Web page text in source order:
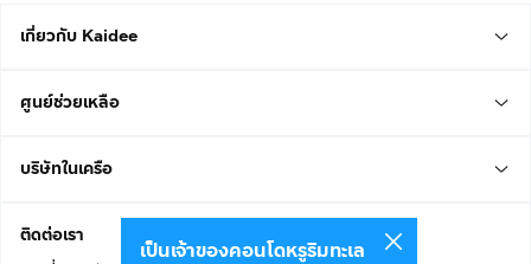
เกี่ยวกับ Kaidee
ศูนย์ช่วยเหลือ
บริษัทในเครือ
ติดต่อเรา
เป็นเจ้าของคอนโดหรูริมทะเล